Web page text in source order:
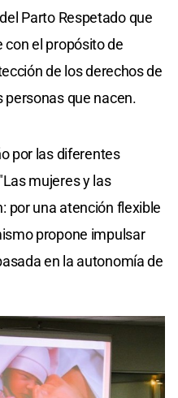
Parto Respetado que
el propósito de
de los derechos de
personas que nacen.
por las diferentes
mujeres y las
por una atención flexible
propone impulsar
en la autonomía de